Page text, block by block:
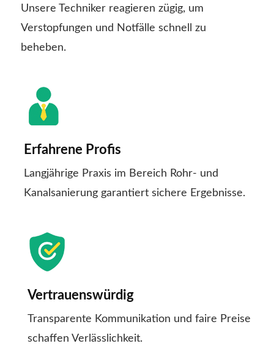
Unsere Techniker reagieren zügig, um
Verstopfungen und Notfälle schnell zu
beheben.
Erfahrene Profis
Langjährige Praxis im Bereich Rohr- und
Kanalsanierung garantiert sichere Ergebnisse.
Vertrauenswürdig
Transparente Kommunikation und faire Preise
schaffen Verlässlichkeit.